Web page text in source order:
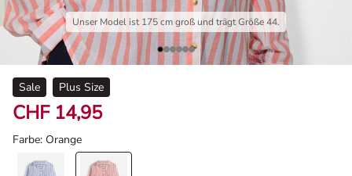
Unser Model ist 175 cm groß und trägt Größe 44.
Sale Plus Size
CHF 14,95
Farbe: Orange